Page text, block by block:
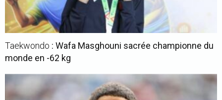
Taekwondo : Wafa Masghouni sacrée championne du
monde en -62 kg